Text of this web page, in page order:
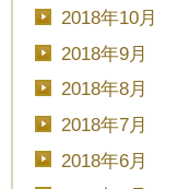
2018年10月
2018年9月
2018年8月
2018年7月
2018年6月